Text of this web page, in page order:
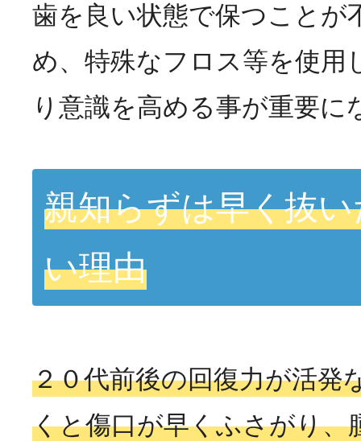
歯を良い状態で保つことが
め、特殊なフロス等を使用
り意識を高める事が重要に
親知らずは早く抜
い理由
２０代前後の回復力が活発
くと傷口が早くふさがり、